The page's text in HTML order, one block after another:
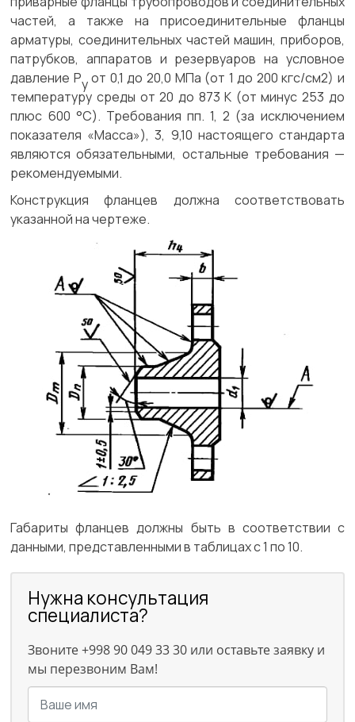
частей, а также на присоединительные фланцы
арматуры, соединительных частей машин, приборов,
патрубков, аппаратов и резервуаров на условное
давление Руот 0,1 до 20,0 МПа (от 1 до 200 кгс/см2) и
температуру среды от 20 до 873 К (от минус 253 до
плюс 600 °С). Требования пп. 1, 2 (за исключением
показателя «Масса»), 3, 9,10 настоящего стандарта
являются обязательными, остальные требования —
рекомендуемыми.
Конструкция фланцев должна соответствовать
указанной на чертеже.
Габариты фланцев должны быть в соответствии с
данными, представленными в таблицах с 1 по 10.
Нужна консультация
специалиста?
Звоните +998 90 049 33 30 или оставьте заявку и
мы перезвоним Вам!